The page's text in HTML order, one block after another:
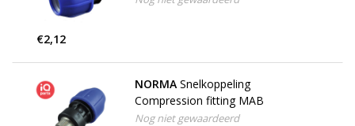
€2,12
NORMA Snelkoppeling
Compression fitting MAB
Nog niet gewaardeerd